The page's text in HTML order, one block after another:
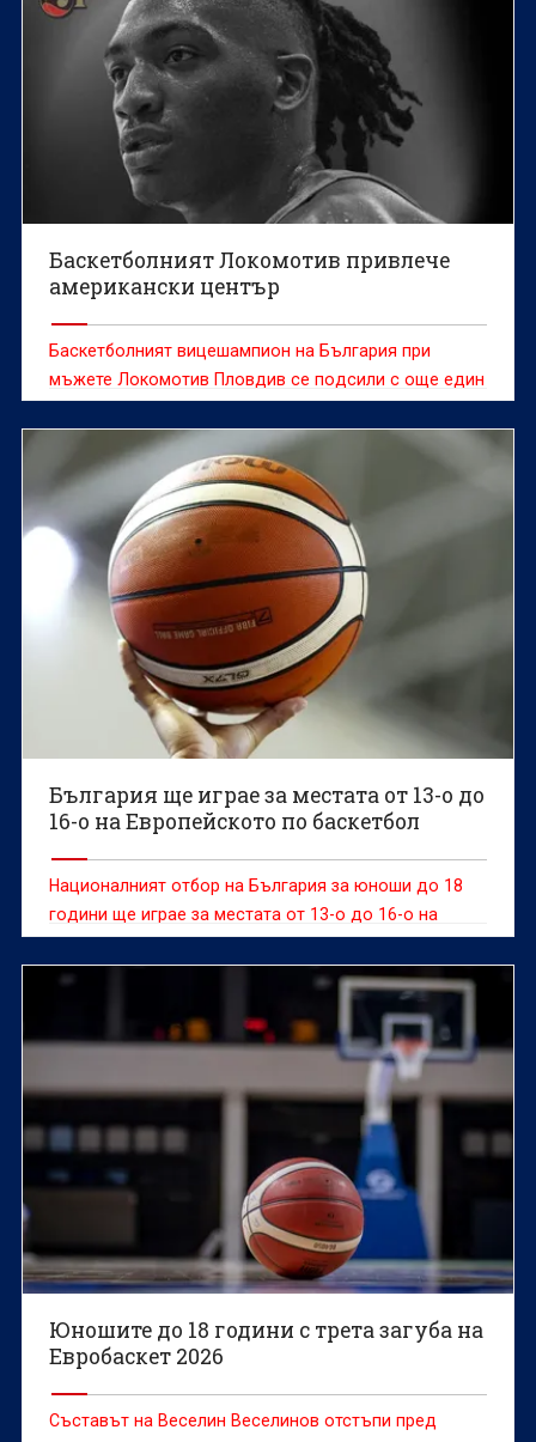
Баскетболният Локомотив привлече
американски център
Баскетболният вицешампион на България при
мъжете Локомотив Пловдив се подсили с още един
американски състезател.
България ще играе за местата от 13-о до
16-о на Европейското по баскетбол
Националният отбор на България за юноши до 18
години ще играе за местата от 13-о до 16-о на
европейското първенство по баскетбол, което се
провежда в италианския град Трентино.
Юношите до 18 години с трета загуба на
Евробаскет 2026
Съставът на Веселин Веселинов отстъпи пред